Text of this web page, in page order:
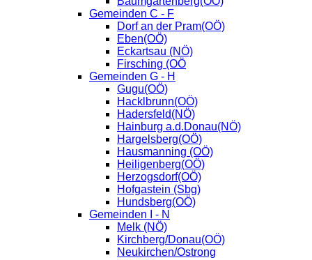
Gemeinden C - F
Dorf an der Pram(OÖ)
Eben(OÖ)
Eckartsau (NÖ)
Firsching (OÖ
Gemeinden G - H
Gugu(OÖ)
Hacklbrunn(OÖ)
Hadersfeld(NÖ)
Hainburg a.d.Donau(NÖ)
Hargelsberg(OÖ)
Hausmanning (OÖ)
Heiligenberg(OÖ)
Herzogsdorf(OÖ)
Hofgastein (Sbg)
Hundsberg(OÖ)
Gemeinden I - N
Melk (NÖ)
Kirchberg/Donau(OÖ)
Neukirchen/Ostrong